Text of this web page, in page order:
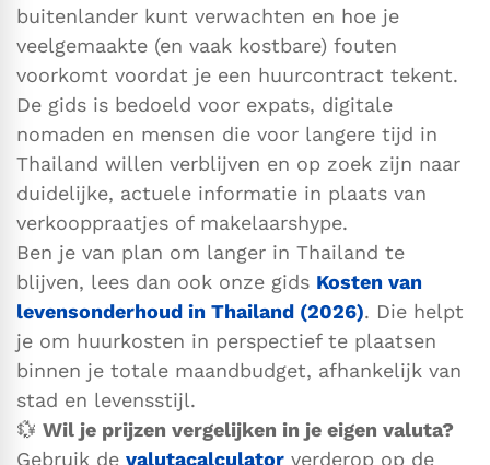
buitenlander kunt verwachten en hoe je
veelgemaakte (en vaak kostbare) fouten
voorkomt voordat je een huurcontract tekent.
De gids is bedoeld voor expats, digitale
nomaden en mensen die voor langere tijd in
Thailand willen verblijven en op zoek zijn naar
duidelijke, actuele informatie in plaats van
verkooppraatjes of makelaarshype.
Ben je van plan om langer in Thailand te
blijven, lees dan ook onze gids Kosten van
levensonderhoud in Thailand (2026). Die helpt
je om huurkosten in perspectief te plaatsen
binnen je totale maandbudget, afhankelijk van
stad en levensstijl.
💱 Wil je prijzen vergelijken in je eigen valuta?
Gebruik de valutacalculator verderop op de